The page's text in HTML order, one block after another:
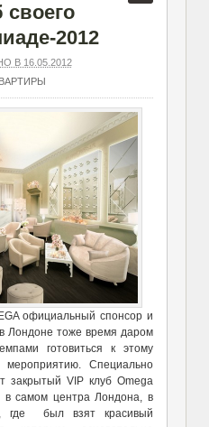
2012
В 16.05.2012
официальный спонсор и
Лондоне тоже время даром
готовиться к этому
мероприятию. Специально
закрытый VIP клуб Omega
в самом центра Лондона, в
где был взят красивый